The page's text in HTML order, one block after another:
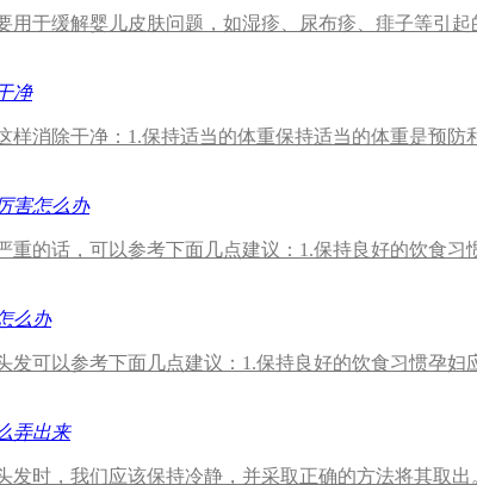
用于缓解婴儿皮肤问题，如湿疹、尿布疹、痱子等引
净
样消除干净：1.保持适当的体重保持适当的体重是预
害怎么办
重的话，可以参考下面几点建议：1.保持良好的饮食
么办
发可以参考下面几点建议：1.保持良好的饮食习惯孕
弄出来
发时，我们应该保持冷静，并采取正确的方法将其取